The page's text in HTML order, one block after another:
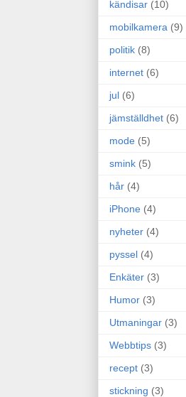
kändisar (10)
mobilkamera (9)
politik (8)
internet (6)
jul (6)
jämställdhet (6)
mode (5)
smink (5)
hår (4)
iPhone (4)
nyheter (4)
pyssel (4)
Enkäter (3)
Humor (3)
Utmaningar (3)
Webbtips (3)
recept (3)
stickning (3)